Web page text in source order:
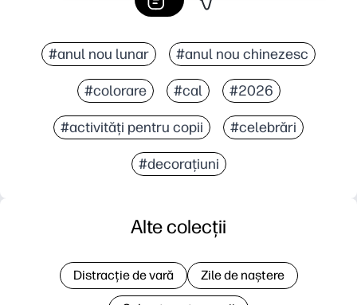
#anul nou lunar #anul nou chinezesc
#colorare #cal #2026
#activități pentru copii #celebrări
#decorațiuni
Alte colecții
Distracție de vară Zile de naștere